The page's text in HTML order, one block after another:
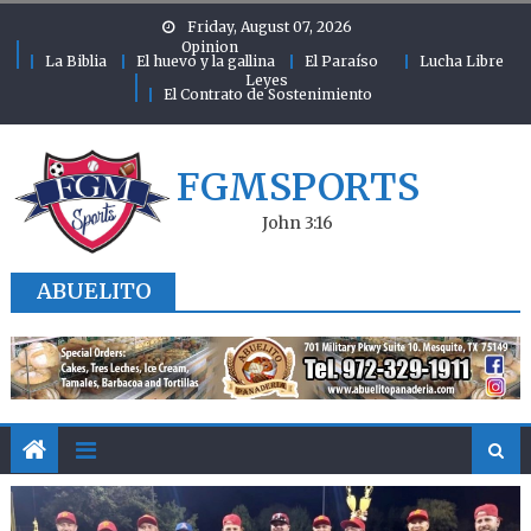
Friday, August 07, 2026
Opinion
La Biblia
El huevo y la gallina El Paraíso
Lucha Libre
Leyes
El Contrato de Sostenimiento
FGMSPORTS
John 3:16
ABUELITO